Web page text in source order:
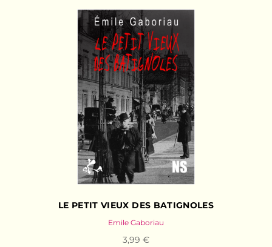
LE PETIT VIEUX DES BATIGNOLES
Emile Gaboriau
3,99 €